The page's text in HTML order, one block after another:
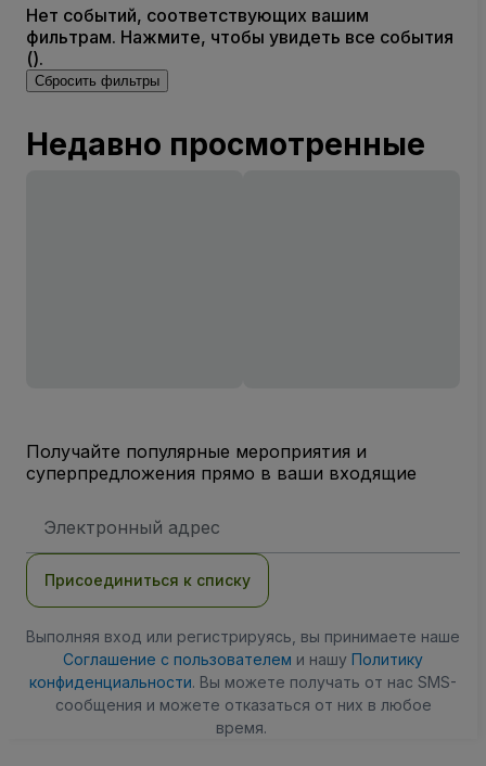
Нет событий, соответствующих вашим
фильтрам. Нажмите, чтобы увидеть все события
().
Сбросить фильтры
Недавно просмотренные
Получайте популярные мероприятия и
суперпредложения прямо в ваши входящие
электронной
Присоединиться к списку
Выполняя вход или регистрируясь, вы принимаете наше
Соглашение с пользователем и нашу Политику
конфиденциальности. Вы можете получать от нас SMS-
сообщения и можете отказаться от них в любое
время.